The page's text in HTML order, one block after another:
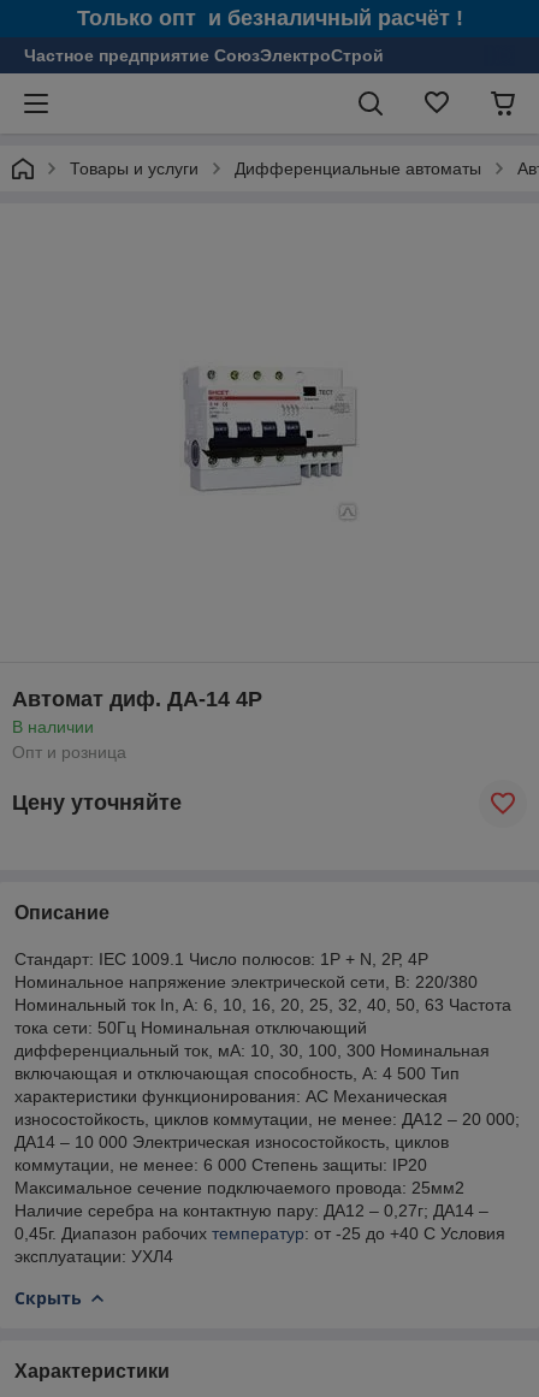
Только опт и безналичный расчёт !
Частное предприятие СоюзЭлектроСтрой
Товары и услуги Дифференциальные автоматы
Автомат диф. ДА-14 4P
В наличии
Опт и розница
Цену уточняйте
Описание
Стандарт: IEC 1009.1 Число полюсов: 1Р + N, 2Р, 4Р
Номинальное напряжение электрической сети, B: 220/380
Номинальный ток In, A: 6, 10, 16, 20, 25, 32, 40, 50, 63 Частота
тока сети: 50Гц Номинальная отключающий
дифференциальный ток, мА: 10, 30, 100, 300 Номинальная
включающая и отключающая способность, А: 4 500 Тип
характеристики функционирования: АС Механическая
износостойкость, циклов коммутации, не менее: ДА12 – 20 000;
ДА14 – 10 000 Электрическая износостойкость, циклов
коммутации, не менее: 6 000 Степень защиты: IP20
Максимальное сечение подключаемого провода: 25мм2
Наличие серебра на контактную пару: ДА12 – 0,27г; ДА14 –
0,45г. Диапазон рабочих температур: от -25 до +40 С Условия
эксплуатации: УХЛ4
Скрыть
Характеристики